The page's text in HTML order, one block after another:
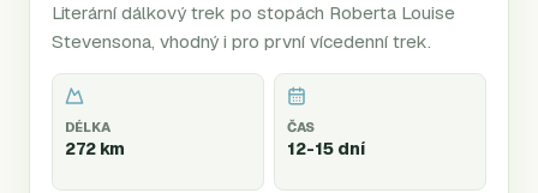
Literární dálkový trek po stopách Roberta Louise
Stevensona, vhodný i pro první vícedenní trek.
DÉLKA
272 km
ČAS
12-15 dní